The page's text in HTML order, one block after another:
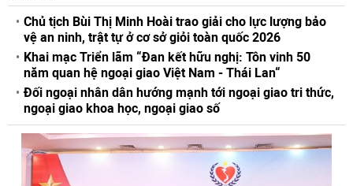
Chủ tịch Bùi Thị Minh Hoài trao giải cho lực lượng bảo
vệ an ninh, trật tự ở cơ sở giỏi toàn quốc 2026
Khai mạc Triển lãm “Đan kết hữu nghị: Tôn vinh 50
năm quan hệ ngoại giao Việt Nam - Thái Lan“
Đối ngoại nhân dân hướng mạnh tới ngoại giao tri thức,
ngoại giao khoa học, ngoại giao số